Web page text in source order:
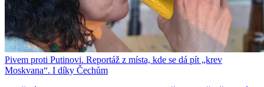
Pivem proti Putinovi. Reportáž z místa, kde se dá pít „krev
Moskvana“. I díky Čechům